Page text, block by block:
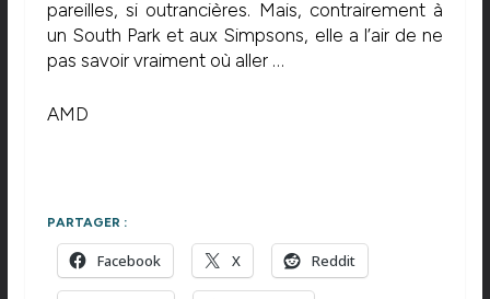
pareilles, si outrancières. Mais, contrairement à
un South Park et aux Simpsons, elle a l’air de ne
pas savoir vraiment où aller …
AMD
PARTAGER :
Facebook X Reddit